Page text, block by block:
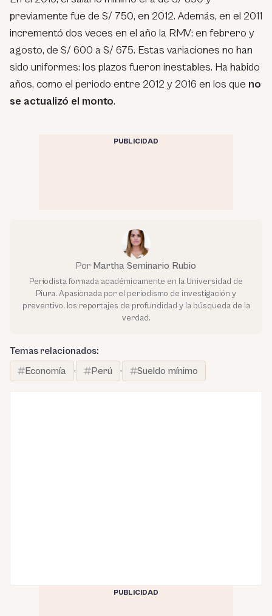
previamente fue de S/ 750, en 2012. Además, en el 2011
incrementó dos veces en el año la RMV: en febrero y
agosto, de S/ 600 a S/ 675. Estas variaciones no han
sido uniformes: los plazos fueron inestables. Ha habido
años, como el periodo entre 2012 y 2016 en los que no
se actualizó el monto.
PUBLICIDAD
Por Martha Seminario Rubio
Periodista formada académicamente en la Universidad de
Piura. Apasionada por el periodismo de investigación y
preventivo, los reportajes de profundidad y la búsqueda de la
verdad.
Temas relacionados:
Economía
· Perú · Sueldo mínimo
PUBLICIDAD